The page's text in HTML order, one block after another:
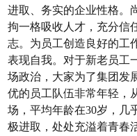
进取、务实的企业性格。
拘一格吸收人才，充分信
志。为员工创造良好的工
表现自我。对于新老员工
场政治，大家为了集团发
优的员工队伍非常年轻，
场，平均年龄在30岁，几
极进取，处处充溢着青春